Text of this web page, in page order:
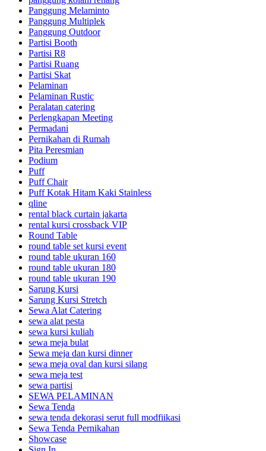
Panggung Melaminto
Panggung Multiplek
Panggung Outdoor
Partisi Booth
Partisi R8
Partisi Ruang
Partisi Skat
Pelaminan
Pelaminan Rustic
Peralatan catering
Perlengkapan Meeting
Permadani
Pernikahan di Rumah
Pita Peresmian
Podium
Puff
Puff Chair
Puff Kotak Hitam Kaki Stainless
qline
rental black curtain jakarta
rental kursi crossback VIP
Round Table
round table set kursi event
round table ukuran 160
round table ukuran 180
round table ukuran 190
Sarung Kursi
Sarung Kursi Stretch
Sewa Alat Catering
sewa alat pesta
sewa kursi kuliah
sewa meja bulat
Sewa meja dan kursi dinner
sewa meja oval dan kursi silang
sewa meja test
sewa partisi
SEWA PELAMINAN
Sewa Tenda
sewa tenda dekorasi serut full modfiikasi
Sewa Tenda Pernikahan
Showcase